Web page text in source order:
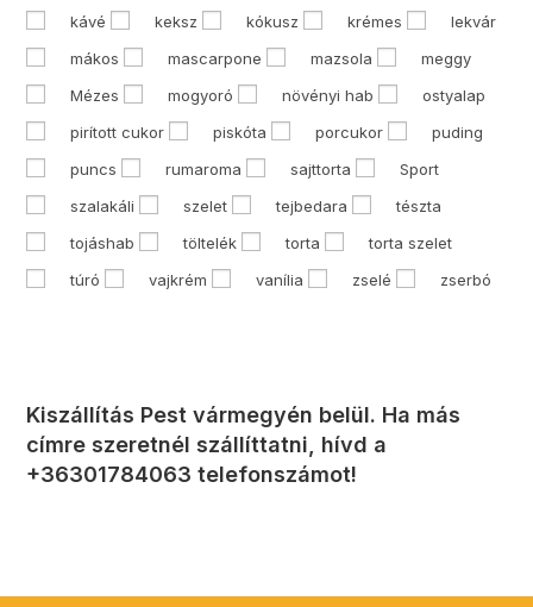
kávé
keksz kókusz krémes
lekvár
mákos
mascarpone mazsola
meggy
Mézes
mogyoró növényi hab
ostyalap
pirított cukor
piskóta porcukor
puding
puncs
rumaroma sajttorta
Sport
szalakáli
szelet tejbedara
tészta
tojáshab
töltelék torta
torta szelet
túró
vajkrém vanília zselé zserbó
Kiszállítás Pest vármegyén belül. Ha más
címre szeretnél szállíttatni, hívd a
+36301784063 telefonszámot!